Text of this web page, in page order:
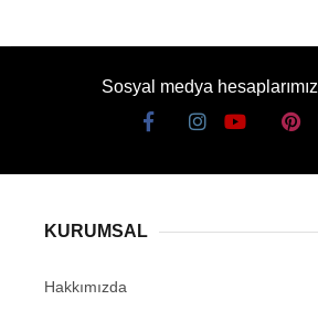
Sosyal medya
KURUMSAL
Hakkımızda